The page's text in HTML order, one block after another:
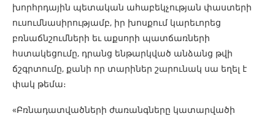
խորհրդային պետական ահաբեկչության փաստերի
ուսումնասիրությամբ, իր խոսքում կարեւորեց
բռնաճնշումների եւ աքսորի պատճառների
հստակեցումը, դրանց ենթարկված անձանց թվի
ճշգրտումը, քանի որ տարիներ շարունակ սա եղել է
փակ թեմա։
«Բռնադատվածների ժառանգները կատարվածի